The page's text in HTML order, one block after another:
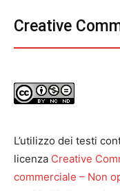
Creative
L’utilizzo dei testi
licenza Creative
commerciale – Non